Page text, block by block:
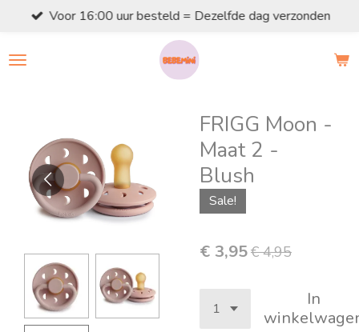
naar
Voor 16:00 uur besteld = Dezelfde dag verzonden
FRIGG Moon -
Maat 2 -
Blush
Sale!
€ 3,95€ 4,95
In